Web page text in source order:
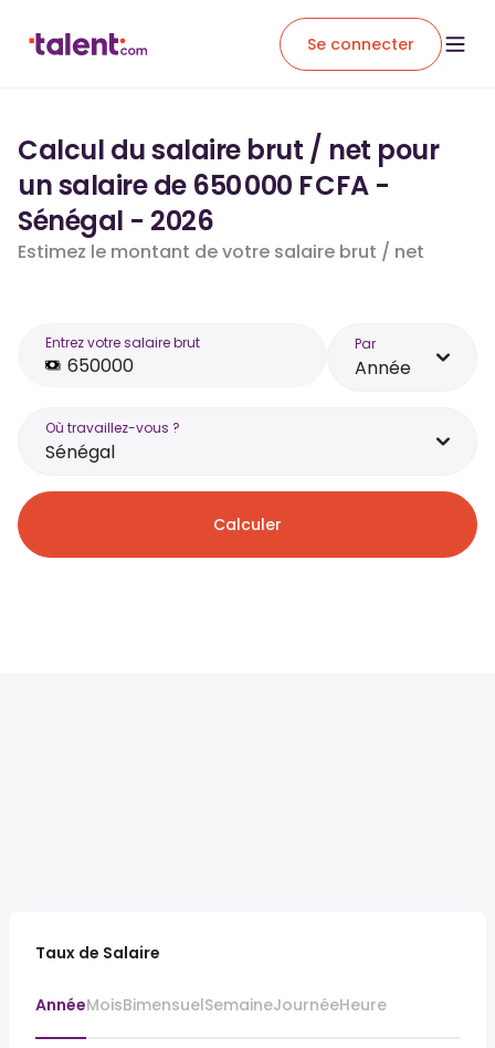
Se connecter
Calcul du salaire brut / net pour
un salaire de 650 000 F CFA -
Sénégal - 2026
Estimez le montant de votre salaire brut / net
Entrez votre salaire brut Par
Année
Où travaillez-vous ?
Sénégal
Calculer
Taux de Salaire
AnnéeMoisBimensuelSemaineJournéeHeure